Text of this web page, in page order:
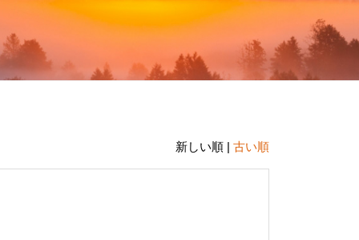
新しい順 | 古い順